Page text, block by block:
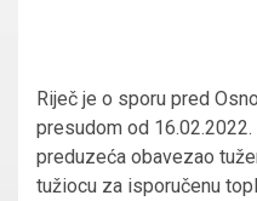
Riječ je o sporu pred
presudom od
preduzeća obavezao
tužiocu za isporučenu